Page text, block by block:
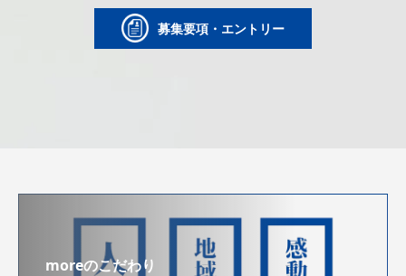
募集要項・エントリー
moreのこだわり